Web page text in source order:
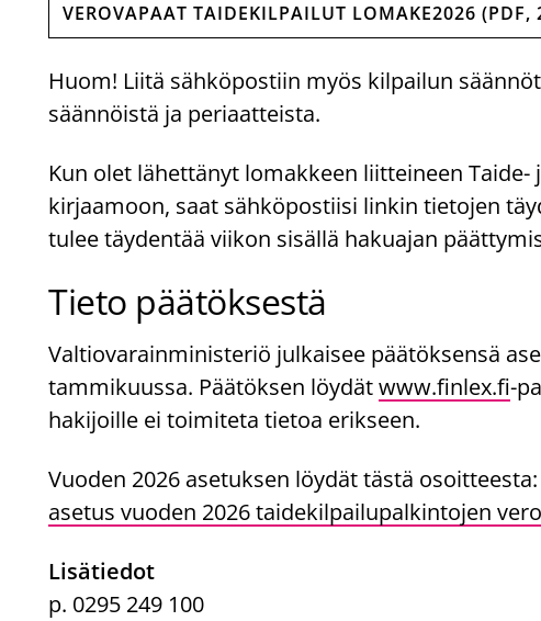
VEROVAPAAT TAIDEKILPAILUT LOMAKE2026 (PDF,
Huom! Liitä sähköpostiin myös kilpailun
säännöistä ja periaatteista.
Kun olet lähettänyt lomakkeen liitteineen
kirjaamoon, saat sähköpostiisi linkin tietojen
tulee täydentää viikon sisällä hakuajan
Tieto päätöksestä
Valtiovarainministeriö julkaisee päätöksensä
tammikuussa. Päätöksen löydätwww.finlex.fi-
hakijoille ei toimiteta tietoa erikseen.
Vuoden 2026 asetuksen löydät tästä osoitteesta:
asetus vuoden 2026 taidekilpailupalkintojen
Lisätiedot
p. 0295 249 100